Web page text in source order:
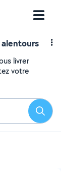
livrer
votre